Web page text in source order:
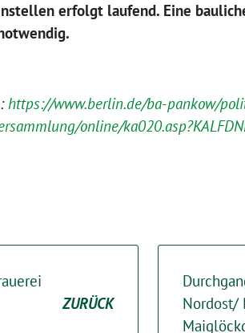
erfolgt laufend. Eine
https://www.berlin.de/ba-pankow/
online/
ZURÜCK
Nordost/